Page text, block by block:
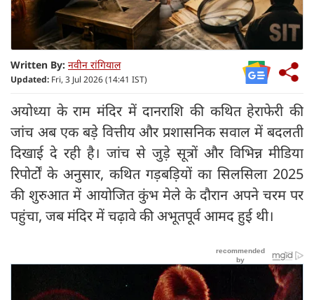
Written By: नवीन रांगियाल
Updated: Fri, 3 Jul 2026 (14:41 IST)
अयोध्या के राम मंदिर में दानराशि की कथित हेराफेरी की
जांच अब एक बड़े वित्तीय और प्रशासनिक सवाल में बदलती
दिखाई दे रही है। जांच से जुड़े सूत्रों और विभिन्न मीडिया
रिपोर्टों के अनुसार, कथित गड़बड़ियों का सिलसिला 2025
की शुरुआत में आयोजित कुंभ मेले के दौरान अपने चरम पर
पहुंचा, जब मंदिर में चढ़ावे की अभूतपूर्व आमद हुई थी।